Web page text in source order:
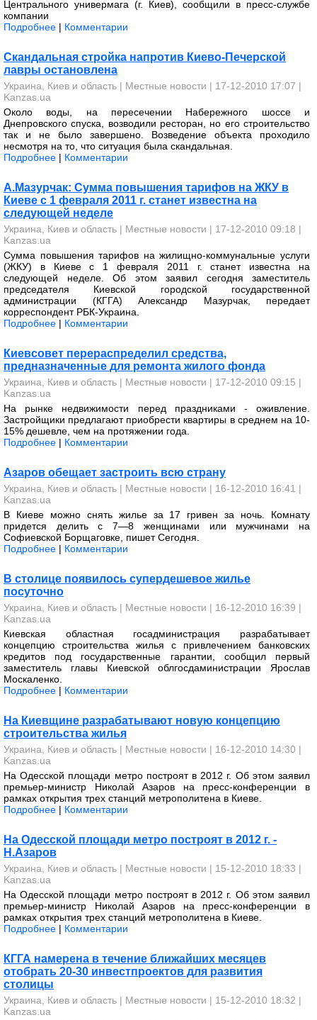
Центрального универмага (г. Киев), сообщили в пресс-службе
компании
Подробнее | Комментарии
Скандальная стройка напротив Киево-Печерской
лавры остановлена
Украина, Киев и область | Местные новости | 17-12-2010 17:07 |
Kanzas.ua
Около воды, на пересечении Набережного шоссе и
Днепровского спуска, возводили ресторан, но его строительство
так и не было завершено. Возведение объекта проходило
несмотря на то, что ситуация была скандальная.
Подробнее | Комментарии
А.Мазурчак: Сумма повышения тарифов на ЖКУ в
Киеве с 1 февраля 2011 г. станет известна на
следующей неделе
Украина, Киев и область | Местные новости | 17-12-2010 09:18 |
Kanzas.ua
Сумма повышения тарифов на жилищно-коммунальные услуги
(ЖКУ) в Киеве с 1 февраля 2011 г. станет известна на
следующей неделе. Об этом заявил сегодня заместитель
председателя Киевской городской государственной
администрации (КГГА) Александр Мазурчак, передает
корреспондент РБК-Украина.
Подробнее | Комментарии
Киевсовет перераспределил средства,
предназначенные для ремонта жилого фонда
Украина, Киев и область | Местные новости | 17-12-2010 09:15 |
Kanzas.ua
На рынке недвижимости перед праздниками - оживление.
Застройщики предлагают приобрести квартиры в среднем на 10-
15% дешевле, чем на протяжении года.
Подробнее | Комментарии
Азаров обещает застроить всю страну
Украина, Киев и область | Местные новости | 16-12-2010 16:41 |
Kanzas.ua
В Киеве можно снять жилье за 17 гривен за ночь. Комнату
придется делить с 7—8 женщинами или мужчинами на
Софиевской Борщаговке, пишет Сегодня.
Подробнее | Комментарии
В столице появилось супердешевое жилье
посуточно
Украина, Киев и область | Местные новости | 16-12-2010 16:39 |
Kanzas.ua
Киевская областная госадминистрация разрабатывает
концепцию строительства жилья с привлечением банковских
кредитов под государственные гарантии, сообщил первый
заместитель главы Киевской облгосдаминистрации Ярослав
Москаленко.
Подробнее | Комментарии
На Киевщине разрабатывают новую концепцию
строительства жилья
Украина, Киев и область | Местные новости | 16-12-2010 14:30 |
Kanzas.ua
На Одесской площади метро построят в 2012 г. Об этом заявил
премьер-министр Николай Азаров на пресс-конференции в
рамках открытия трех станций метрополитена в Киеве.
Подробнее | Комментарии
На Одесской площади метро построят в 2012 г. -
Н.Азаров
Украина, Киев и область | Местные новости | 15-12-2010 18:33 |
Kanzas.ua
На Одесской площади метро построят в 2012 г. Об этом заявил
премьер-министр Николай Азаров на пресс-конференции в
рамках открытия трех станций метрополитена в Киеве.
Подробнее | Комментарии
КГГА намерена в течение ближайших месяцев
отобрать 20-30 инвестпроектов для развития
столицы
Украина, Киев и область | Местные новости | 15-12-2010 18:32 |
Kanzas.ua